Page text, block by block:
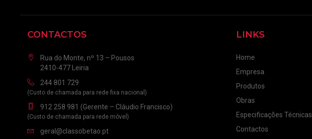
CONTACTOS
Rua do Monte, nº 13 – Pousos
2410-477 Leiria
244 801 729
(Custo de chamada para rede fixa nacional)
912 258 981 (Gerente – Cláudio Francisco)
(Custo de chamada para rede móvel)
geral@classobetao.pt
LINKS
Home
Empresa
Produtos
Obras
Especificações Técnicas
Contactos